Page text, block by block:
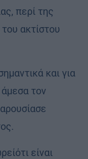
περί της
ακτίστου
και για
τον
είναι